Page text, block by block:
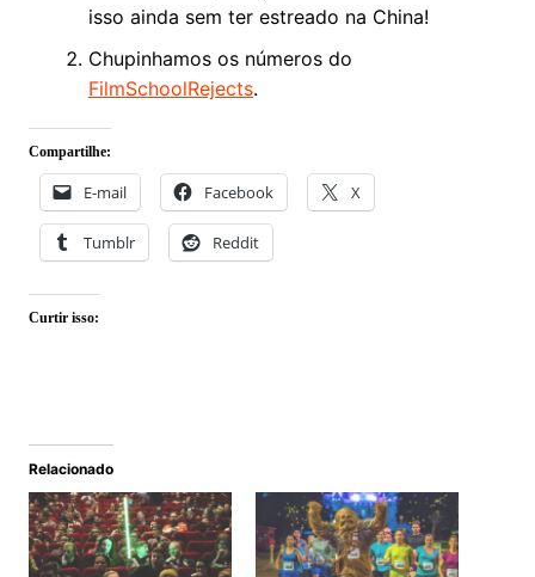
isso ainda sem ter estreado na China!
Chupinhamos os números do
FilmSchoolRejects.
Compartilhe:
E-mail Facebook X
Tumblr Reddit
Curtir isso:
Relacionado